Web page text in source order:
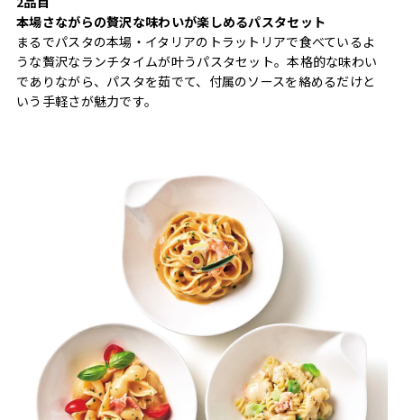
本場さながらの贅沢な味わいが楽しめるパスタセット
まるでパスタの本場・イタリアのトラットリアで食べているよ
うな贅沢なランチタイムが叶うパスタセット。本格的な味わい
でありながら、パスタを茹でて、付属のソースを絡めるだけと
いう手軽さが魅力です。